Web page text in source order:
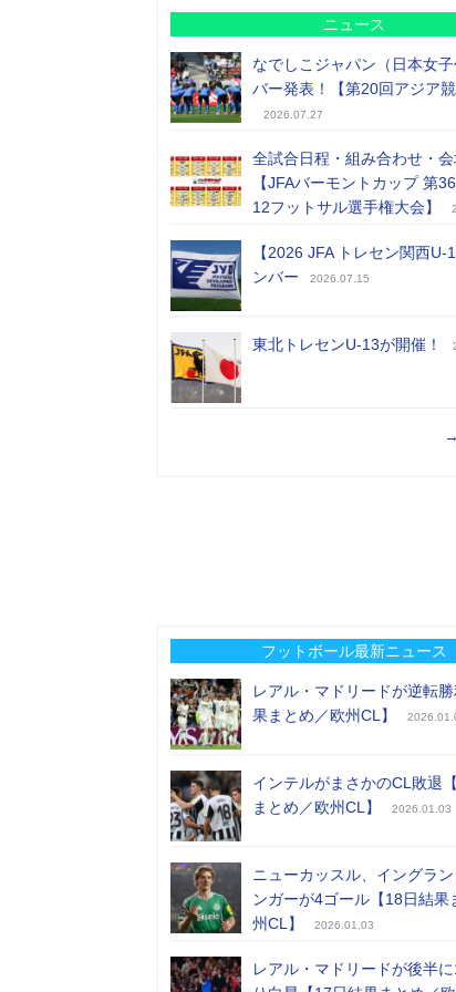
ニュース
なでしこジャパン（日本女
バー発表！【第20回アジア競
2026.07.27
全試合日程・組み合わせ・
【JFAバーモントカップ 第
12フットサル選手権大会】
【2026 JFA トレセン関西U-
ンバー
2026.07.15
東北トレセンU-13が開催！
フットボール最新ニュース
レアル・マドリードが逆転
果まとめ／欧州CL】
インテルがまさかのCL敗退
まとめ／欧州CL】
2026.01.03
ニューカッスル、イングラ
ンガーが4ゴール【18日結果
州CL】
2026.01.03
レアル・マドリードが後半